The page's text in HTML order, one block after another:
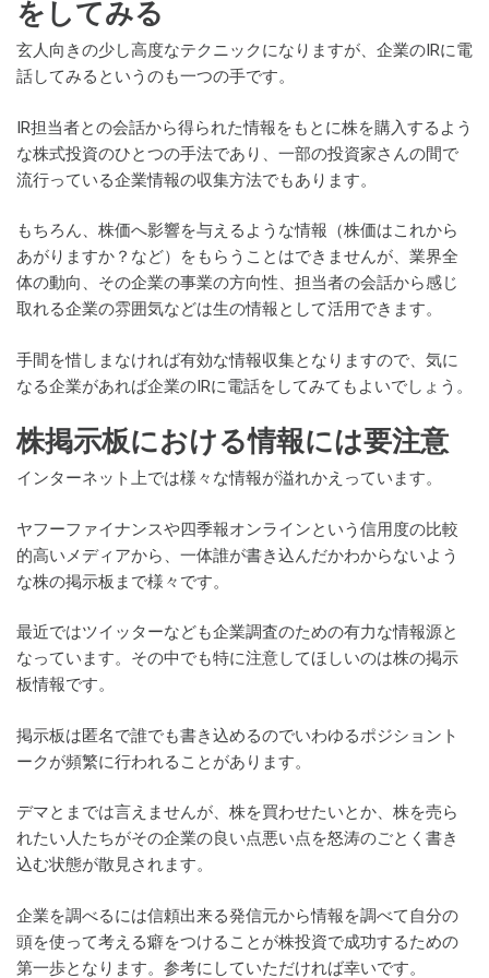
をしてみる
玄人向きの少し高度なテクニックになりますが、企業のIRに電
話してみるというのも一つの手です。
IR担当者との会話から得られた情報をもとに株を購入するよう
な株式投資のひとつの手法であり、一部の投資家さんの間で
流行っている企業情報の収集方法でもあります。
もちろん、株価へ影響を与えるような情報（株価はこれから
あがりますか？など）をもらうことはできませんが、業界全
体の動向、その企業の事業の方向性、担当者の会話から感じ
取れる企業の雰囲気などは生の情報として活用できます。
手間を惜しまなければ有効な情報収集となりますので、気に
なる企業があれば企業のIRに電話をしてみてもよいでしょう。
株掲示板における情報には要注意
インターネット上では様々な情報が溢れかえっています。
ヤフーファイナンスや四季報オンラインという信用度の比較
的高いメディアから、一体誰が書き込んだかわからないよう
な株の掲示板まで様々です。
最近ではツイッターなども企業調査のための有力な情報源と
なっています。その中でも特に注意してほしいのは株の掲示
板情報です。
掲示板は匿名で誰でも書き込めるのでいわゆるポジショント
ークが頻繁に行われることがあります。
デマとまでは言えませんが、株を買わせたいとか、株を売ら
れたい人たちがその企業の良い点悪い点を怒涛のごとく書き
込む状態が散見されます。
企業を調べるには信頼出来る発信元から情報を調べて自分の
頭を使って考える癖をつけることが株投資で成功するための
第一歩となります。参考にしていただければ幸いです。